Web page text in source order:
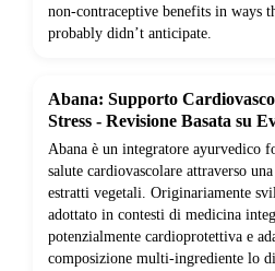
non-contraceptive benefits in ways
probably didn’t anticipate.
Abana: Supporto
Stress - Revisione Basata su
Abana è un integratore ayurvedico
salute cardiovascolare attraverso
estratti vegetali. Originariamente
adottato in contesti di medicina
potenzialmente cardioprotettiva e
composizione multi-ingrediente lo